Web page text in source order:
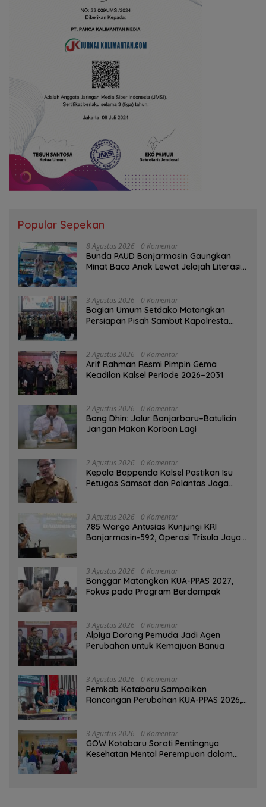
Popular Sepekan
8 Agustus 2026 0 Komentar
Bunda PAUD Banjarmasin Gaungkan
Minat Baca Anak Lewat Jelajah Literasi
3 Agustus 2026 0 Komentar
Bagian Umum Setdako Matangkan
Persiapan Pisah Sambut Kapolresta
2 Agustus 2026 0 Komentar
Arif Rahman Resmi Pimpin Gema
Keadilan Kalsel Periode 2026–2031
2 Agustus 2026 0 Komentar
Bang Dhin: Jalur Banjarbaru–Batulicin
Jangan Makan Korban Lagi
2 Agustus 2026 0 Komentar
Kepala Bappenda Kalsel Pastikan Isu
Petugas Samsat dan Polantas Jaga
3 Agustus 2026 0 Komentar
785 Warga Antusias Kunjungi KRI
Banjarmasin-592, Operasi Trisula Jaya
3 Agustus 2026 0 Komentar
‎Banggar Matangkan KUA-PPAS 2027,
Fokus pada Program Berdampak
3 Agustus 2026 0 Komentar
‎Alpiya Dorong Pemuda Jadi Agen
Perubahan untuk Kemajuan Banua ‎
3 Agustus 2026 0 Komentar
Pemkab Kotabaru Sampaikan
Rancangan Perubahan KUA-PPAS 2026,
3 Agustus 2026 0 Komentar
GOW Kotabaru Soroti Pentingnya
Kesehatan Mental Perempuan dalam